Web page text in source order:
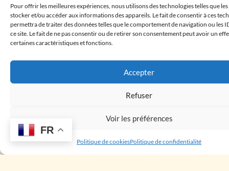
Pour offrir les meilleures expériences, nous utilisons des technologies telles que
stocker et/ou accéder aux informations des appareils. Le fait de consentir à ces
permettra de traiter des données telles que le comportement de navigation ou les
ce site. Le fait de ne pas consentir ou de retirer son consentement peut avoir un
certaines caractéristiques et fonctions.
Accepter
Refuser
Voir les préférences
Politique de cookiesPolitique de confidentialité
Ajouter au panier Ajouter au panier
DVO15 LE
EGYPTIEN
DISNEY
FR